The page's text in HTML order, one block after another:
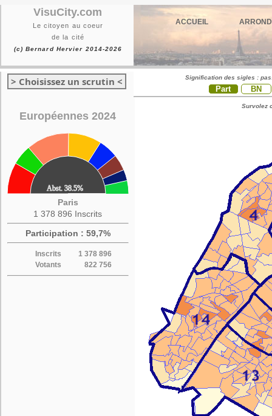
VisuCity.com
Le citoyen au coeur
de la cité
(c) Bernard Hervier 2014-2026
ACCUEIL
> Choisissez un scrutin <
Européennes 2024
Paris
1 378 896 Inscrits
Participation : 59,7%
Inscrits
1 378 896
Votants
822 756
Signification des sigles :
Part BN
Survolez